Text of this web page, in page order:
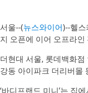
서울--(뉴스와이어)--헬
지 오픈에 이어 오프라
더현대 서울, 롯데백화
강동 아이파크 더리버몰
‘바디프랜드 미니’는 집